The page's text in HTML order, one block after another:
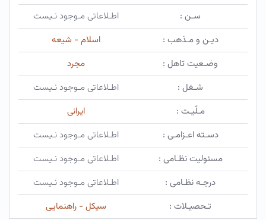
سـن :
اطـلاعاتی مـوجود نـیست
دیـن و مـذهب :
اسلام - شیعه
وضـعیت تاهل :
مجرد
شـغل :
اطـلاعاتی مـوجود نـیست
مـلّیـت :
ایرانی
دسـته اعـزامـی :
اطـلاعاتی مـوجود نـیست
مسئولیت نظـامی :
اطـلاعاتی مـوجود نـیست
درجـه نظـامی :
اطـلاعاتی مـوجود نـیست
تـحصیـلات :
سیکل - راهنمایی